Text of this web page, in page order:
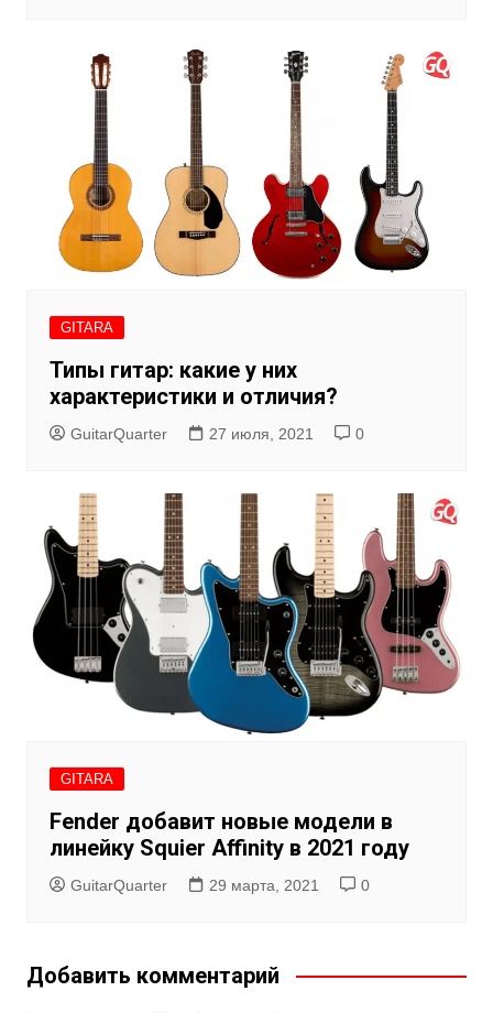
GITARA
Типы гитар: какие у них
характеристики и отличия?
GuitarQuarter 27 июля, 2021 0
GITARA
Fender добавит новые модели в
линейку Squier Affinity в 2021 году
GuitarQuarter 29 марта, 2021 0
Добавить комментарий